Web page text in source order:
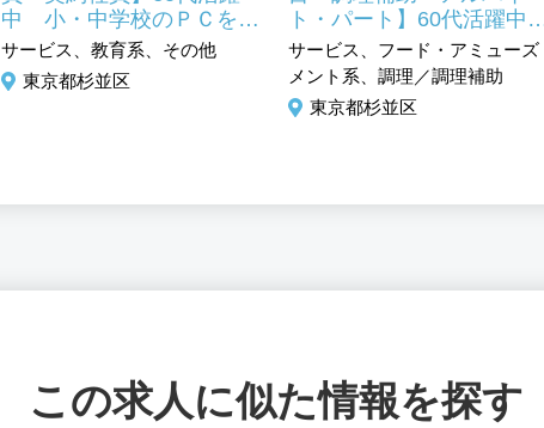
中 小・中学校のＰＣを使
った授業サポート 未経験
歓迎
サービス、教育系、その他
東京都杉並区
ト・パート】60代活躍
週2日より勤務可能
サービス、フード・アミューズ
メント系、調理／調理補助
東京都杉並区
この求人に似た情報を探す